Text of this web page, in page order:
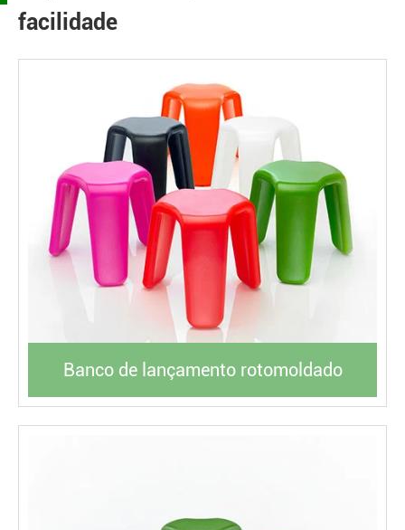
facilidade
Banco de lançamento rotomoldado